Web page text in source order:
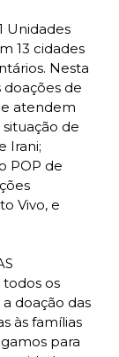
Unidades
13 cidades
Nesta
de
atendem
de
Irani;
POP de
Vivo, e
os
doação das
às famílias
para